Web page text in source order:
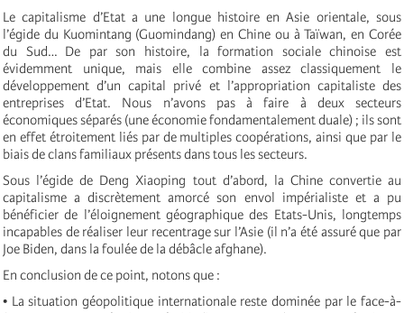
Le capitalisme d’Etat a une longue histoire en Asie orientale, sous
l’égide du Kuomintang (Guomindang) en Chine ou à Taïwan, en Corée
du Sud… De par son histoire, la formation sociale chinoise est
évidemment unique, mais elle combine assez classiquement le
développement d’un capital privé et l’appropriation capitaliste des
entreprises d’Etat. Nous n’avons pas à faire à deux secteurs
économiques séparés (une économie fondamentalement duale) ; ils sont
en effet étroitement liés par de multiples coopérations, ainsi que par le
biais de clans familiaux présents dans tous les secteurs.
Sous l’égide de Deng Xiaoping tout d’abord, la Chine convertie au
capitalisme a discrètement amorcé son envol impérialiste et a pu
bénéficier de l’éloignement géographique des Etats-Unis, longtemps
incapables de réaliser leur recentrage sur l’Asie (il n’a été assuré que par
Joe Biden, dans la foulée de la débâcle afghane).
En conclusion de ce point, notons que :
• La situation géopolitique internationale reste dominée par le face-à-